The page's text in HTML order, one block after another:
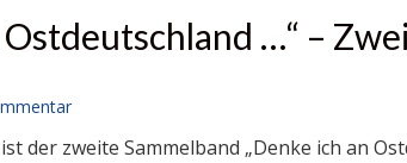
Ostdeutschland …“ –
der zweite Sammelband „Denke ich an